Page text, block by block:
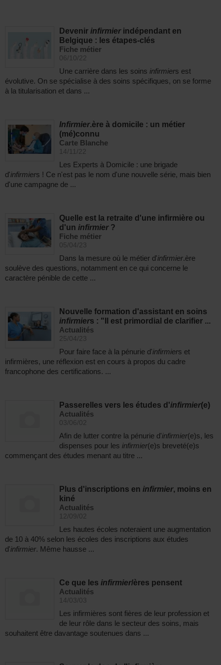
Devenir infirmierindépendant en
Belgique : les étapes-clés
Fiche métier
06/10/22
Une carrière dans les soins infirmiers est
évolutive. On se spécialise à des soins spécifiques, on se forme
à la titularisation et dans ...
Infirmier.ère à domicile : un métier
(mé)connu
Carte Blanche
14/11/22
Les Experts à Domicile : une brigade
d'infirmiers ! Ce n'est pas le nom d'une nouvelle série, mais bien
d'une campagne de ...
Quelle est la retraite d'une infirmière ou
d'un infirmier?
Fiche métier
05/04/23
Dans la mesure où le métier d'infirmier.ère
soulève des questions, notamment en ce qui concerne le
caractère pénible de cette ...
Nouvelle formation d'assistant en soins
infirmiers : "Il est primordial de clarifier ...
Actualités
25/04/23
Pour faire face à la pénurie d'infirmiers et
infirmières, une réflexion est en cours à propos du cadre
francophone des certifications. ...
Passerelles vers les études d'infirmier(e)
Actualités
03/06/02
Afin de lutter contre la pénurie d'infirmier(e)s, les
dispenses pour les infirmier(e)s breveté(e)s
commençant des études menant au titre ...
Plus d'inscriptions en infirmier, moins en
kiné
Actualités
12/09/02
Les hautes écoles noteraient une augmentation
de 10 à 40% selon les écoles des inscriptions aux études
d'infirmier. Même hausse ...
Ce que les infirmier/ères pensent
Actualités
14/03/03
Les infirmières sont fières de leur profession et
de leur rôle dans le secteur des soins, mais
souhaitent être davantage soutenues dans ...